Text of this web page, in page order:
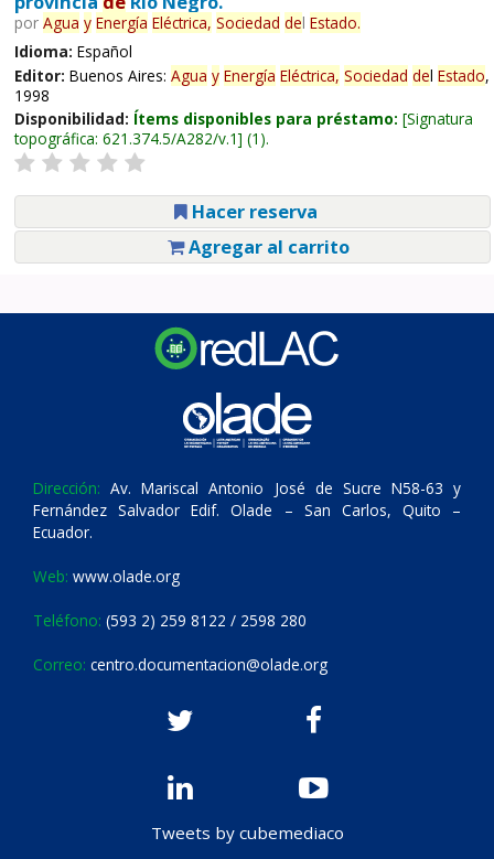
por Agua y Energía Eléctrica, Sociedad del Estado.
Idioma: Español
Editor: Buenos Aires: Agua y Energía Eléctrica, Sociedad del Estado,
1998
Disponibilidad: Ítems disponibles para préstamo: Signatura
topográfica: 621.374.5/A282/v.1 (1).
Hacer reserva
Agregar al carrito
Dirección: Av. Mariscal Antonio José de Sucre N58-63 y
Fernández Salvador Edif. Olade – San Carlos, Quito –
Ecuador.
Web: www.olade.org
Teléfono: (593 2) 259 8122 / 2598 280
Correo: centro.documentacion@olade.org
Tweets by cubemediaco